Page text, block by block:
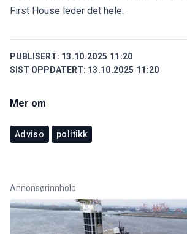
First House leder det hele.
PUBLISERT: 13.10.2025 11:20
SIST OPPDATERT: 13.10.2025 11:20
Mer om
Adviso politikk
Annonsørinnhold